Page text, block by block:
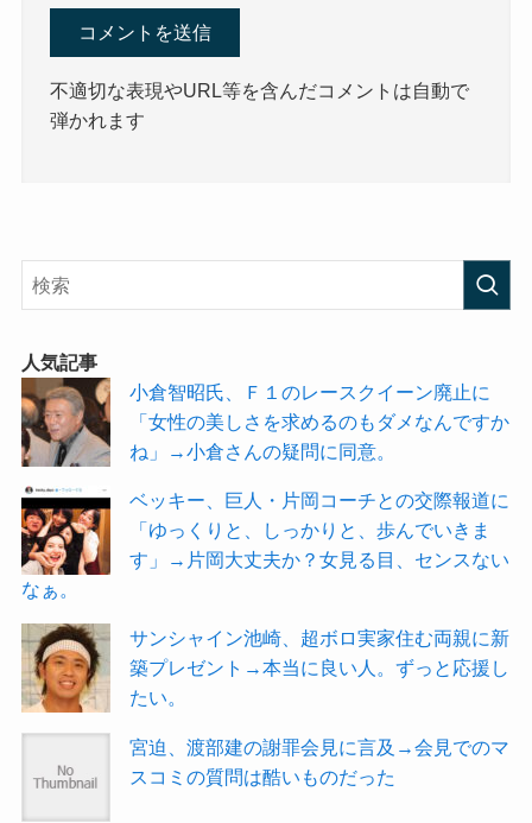
不適切な表現やURL等を含んだコメントは自動で
弾かれます
人気記事
小倉智昭氏、Ｆ１のレースクイーン廃止に
「女性の美しさを求めるのもダメなんですか
ね」→小倉さんの疑問に同意。
ベッキー、巨人・片岡コーチとの交際報道に
「ゆっくりと、しっかりと、歩んでいきま
す」→片岡大丈夫か？女見る目、センスない
なぁ。
サンシャイン池崎、超ボロ実家住む両親に新
築プレゼント→本当に良い人。ずっと応援し
たい。
宮迫、渡部建の謝罪会見に言及→会見でのマ
スコミの質問は酷いものだった